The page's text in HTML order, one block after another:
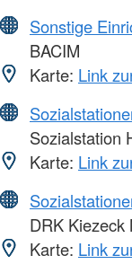
Sonstige
BACIM
Karte: Link
Sozialstation
Karte: Link
DRK Kiezeck
Karte: Link